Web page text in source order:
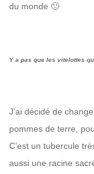
du monde 🙂
Y a pas que les vitelottes
J’ai décidé de
pommes de terre,
C’est un tubercule
aussi une racine